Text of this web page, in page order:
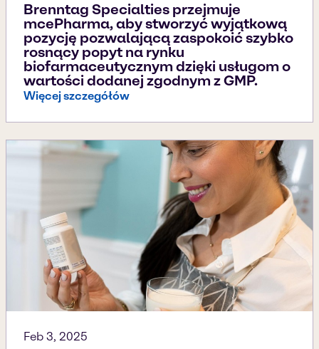
Brenntag Specialties przejmuje
mcePharma, aby stworzyć wyjątkową
pozycję pozwalającą zaspokoić szybko
rosnący popyt na rynku
biofarmaceutycznym dzięki usługom o
wartości dodanej zgodnym z GMP.
Więcej szczegółów
Feb 3, 2025